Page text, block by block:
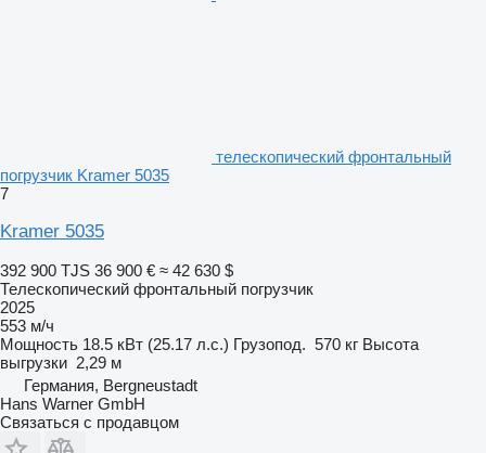
телескопический фронтальный
погрузчик Kramer 5035
7
Kramer 5035
392 900 TJS 36 900 € ≈ 42 630 $
Телескопический фронтальный погрузчик
2025
553 м/ч
Мощность 18.5 кВт (25.17 л.с.) Грузопод. 570 кг Высота
выгрузки 2,29 м
Германия, Bergneustadt
Hans Warner GmbH
Связаться с продавцом